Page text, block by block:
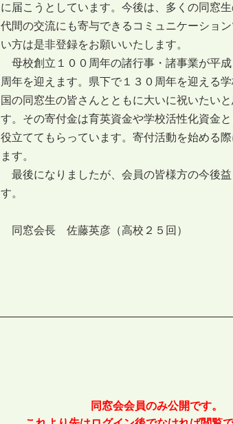
に届こうとしています。今後は、多くの同窓
代間の交流にも寄与できるコミュニケーショ
い方は是非登録をお願いいたします。
母校創立１００周年の諸行事・諸事業が平
周年を迎えます。県下で１３０周年を迎える
国の同窓生の皆さんとともに大いに祝いたい
す。その寄付金は育英資金や学校活性化資金
役立ててもらっています。寄付活動を始める
ます。
最後になりましたが、会員の皆様方の今後
す。
同窓会長 佐藤英彦（高校２５回）
同窓会会員のみ公開です。